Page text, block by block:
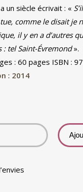
un siècle écrivait : «
comme le disait je
il y en a d’autres
: tel Saint-Évremond».
: 60 pages ISBN :
: 2014